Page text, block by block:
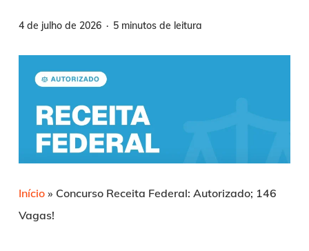
4 de julho de 2026 5 minutos de leitura
Início» Concurso Receita Federal: Autorizado; 146
Vagas!